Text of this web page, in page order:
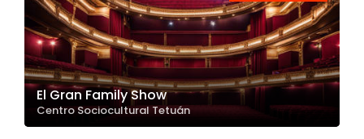
El Gran Family Show
Centro Sociocultural Tetuán